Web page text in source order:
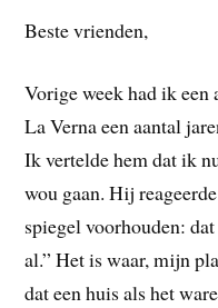
Beste vrienden,
Vorige week had ik een
La Verna een aantal
Ik vertelde hem dat ik
wou gaan. Hij
spiegel voorhouden:
al.” Het is waar, mijn
dat een huis als het